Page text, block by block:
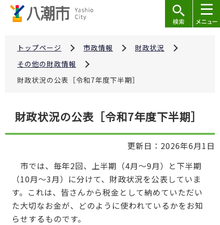
トップページ 市政情報
財政状況
その他の財政情報
財政状況の公表［令和7年度下半期］
こ
財政状況の公表［令和7年度下半期］
更新日：2026年6月1日
市では、毎年2回、上半期（4月～9月）と下半期
（10月～3月）に分けて、財政状況を公表していま
す。これは、皆さんから税金として納めていただい
た大切なお金が、どのように使われているかをお知
らせするものです。